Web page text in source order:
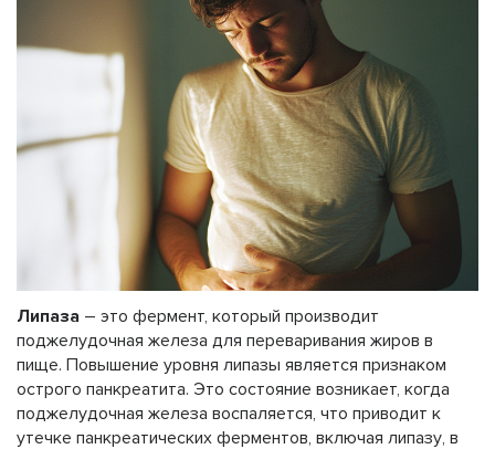
Липаза – это фермент, который производит
поджелудочная железа для переваривания жиров в
пище. Повышение уровня липазы является признаком
острого панкреатита. Это состояние возникает, когда
поджелудочная железа воспаляется, что приводит к
утечке панкреатических ферментов, включая липазу, в